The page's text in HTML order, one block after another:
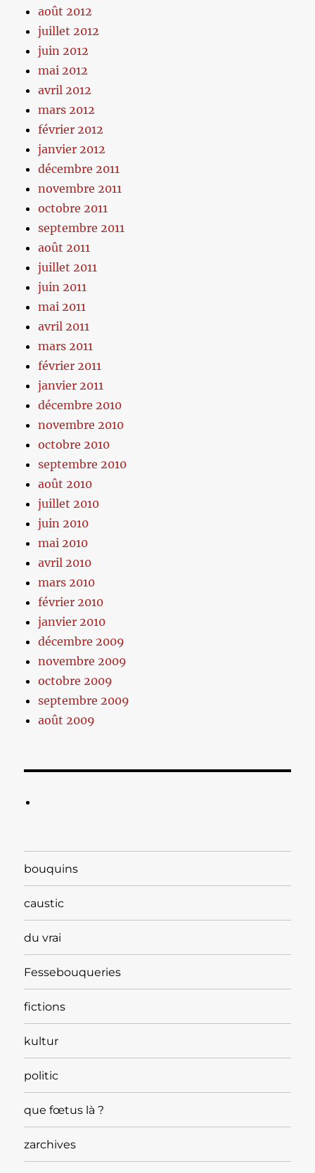
août 2012
juillet 2012
juin 2012
mai 2012
avril 2012
mars 2012
février 2012
janvier 2012
décembre 2011
novembre 2011
octobre 2011
septembre 2011
août 2011
juillet 2011
juin 2011
mai 2011
avril 2011
mars 2011
février 2011
janvier 2011
décembre 2010
novembre 2010
octobre 2010
septembre 2010
août 2010
juillet 2010
juin 2010
mai 2010
avril 2010
mars 2010
février 2010
janvier 2010
décembre 2009
novembre 2009
octobre 2009
septembre 2009
août 2009
bouquins
caustic
du vrai
Fessebouqueries
fictions
kultur
politic
que fœtus là ?
zarchives